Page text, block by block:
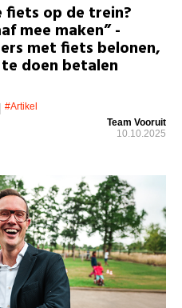
fiets op de trein?
mee maken” -
met fiets belonen,
doen betalen
#artikel
Team Vooruit
10.10.2025